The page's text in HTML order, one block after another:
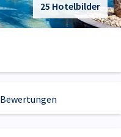
25 Hotelbilder
Bewertungen